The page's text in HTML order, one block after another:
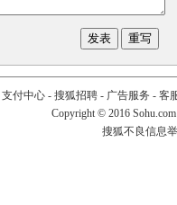
支付中心- 搜狐招聘- 广告服务 - 客
Copyright © 2016
搜狐不良信息